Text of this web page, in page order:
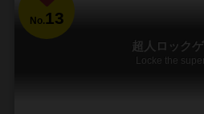
No.13
超人ロック
Locke the